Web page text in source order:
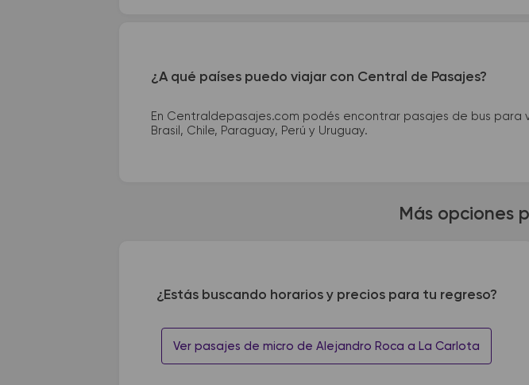
¿A qué países puedo viajar con Central de Pasajes?
En Centraldepasajes.com podés encontrar pasajes de bus
Brasil, Chile, Paraguay, Perú y Uruguay.
Más opciones
¿Estás buscando horarios y precios para tu regreso?
Ver pasajes de micro de Alejandro Roca a La Carlota